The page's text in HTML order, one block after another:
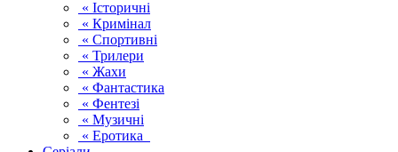
« Історичні
« Кримінал
« Спортивні
« Трилери
« Жахи
« Фантастика
« Фентезі
« Музичні
« Еротика